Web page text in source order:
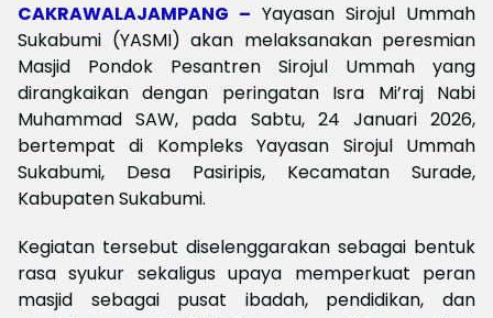
CAKRAWALAJAMPANG – Yayasan Sirojul Ummah
Sukabumi (YASMI) akan melaksanakan peresmian
Masjid Pondok Pesantren Sirojul Ummah yang
dirangkaikan dengan peringatan Isra Mi’raj Nabi
Muhammad SAW, pada Sabtu, 24 Januari 2026,
bertempat di Kompleks Yayasan Sirojul Ummah
Sukabumi, Desa Pasiripis, Kecamatan Surade,
Kabupaten Sukabumi.
Kegiatan tersebut diselenggarakan sebagai bentuk
rasa syukur sekaligus upaya memperkuat peran
masjid sebagai pusat ibadah, pendidikan, dan